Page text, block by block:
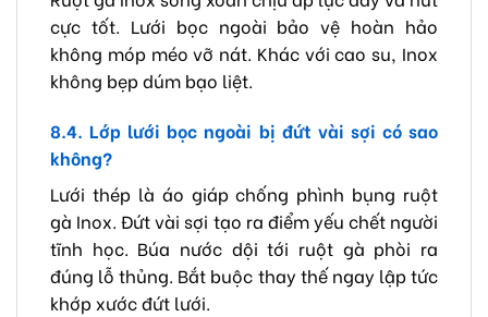
cực tốt. Lưới bọc ngoài bảo vệ hoàn hảo
không móp méo vỡ nát. Khác với cao su, Inox
không bẹp dúm bạo liệt.
8.4. Lớp lưới bọc ngoài bị đứt vài sợi có sao
không?
Lưới thép là áo giáp chống phình bụng ruột
gà Inox. Đứt vài sợi tạo ra điểm yếu chết người
tĩnh học. Búa nước dội tới ruột gà phòi ra
đúng lỗ thủng. Bắt buộc thay thế ngay lập tức
khớp xước đứt lưới.